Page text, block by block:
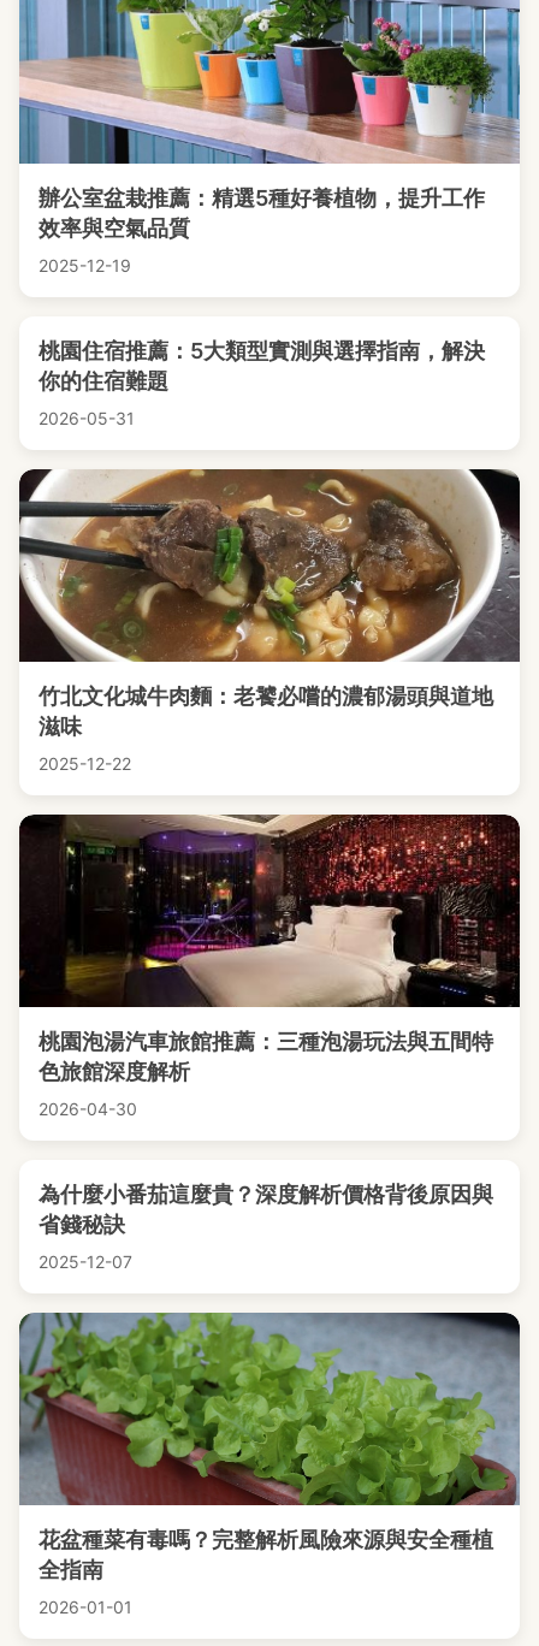
辦公室盆栽推薦：精選5種好養植物，提升工作
效率與空氣品質
2025-12-19
桃園住宿推薦：5大類型實測與選擇指南，解決
你的住宿難題
2026-05-31
竹北文化城牛肉麵：老饕必嚐的濃郁湯頭與道地
滋味
2025-12-22
桃園泡湯汽車旅館推薦：三種泡湯玩法與五間特
色旅館深度解析
2026-04-30
為什麼小番茄這麼貴？深度解析價格背後原因與
省錢秘訣
2025-12-07
花盆種菜有毒嗎？完整解析風險來源與安全種植
全指南
2026-01-01